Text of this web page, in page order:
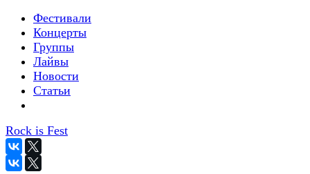
Фестивали
Концерты
Группы
Лайвы
Новости
Статьи
Rock is Fest